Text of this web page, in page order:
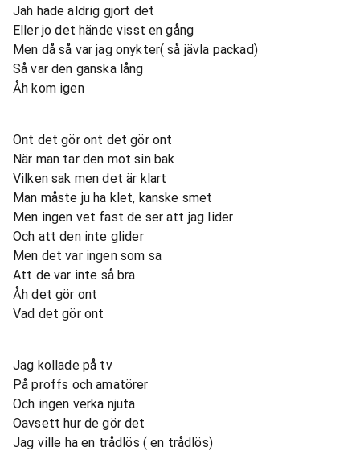
Jah hade aldrig gjort det
Eller jo det hände visst en gång
Men då så var jag onykter( så jävla packad)
Så var den ganska lång
Åh kom igen
Ont det gör ont det gör ont
När man tar den mot sin bak
Vilken sak men det är klart
Man måste ju ha klet, kanske smet
Men ingen vet fast de ser att jag lider
Och att den inte glider
Men det var ingen som sa
Att de var inte så bra
Åh det gör ont
Vad det gör ont
Jag kollade på tv
På proffs och amatörer
Och ingen verka njuta
Oavsett hur de gör det
Jag ville ha en trådlös ( en trådlös)